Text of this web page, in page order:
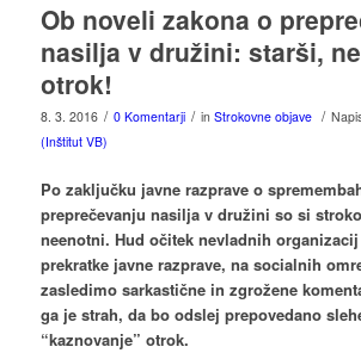
Ob noveli zakona o
nasilja v družini: starši,
otrok!
8. 3. 2016 / 0 Komentarji / in Strokovne objave /
(Inštitut VB)
Po zaključku javne razprave o
preprečevanju nasilja v družini so si
neenotni. Hud očitek nevladnih
prekratke javne razprave, na socialnih
zasledimo sarkastične in zgrožene
ga je strah, da bo odslej prepovedano
“kaznovanje” otrok.